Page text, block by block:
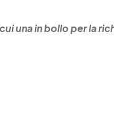
una in bollo per la